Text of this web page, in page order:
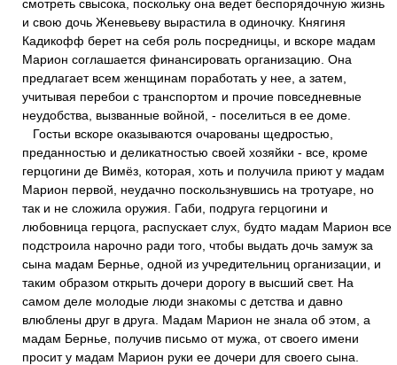
смотреть свысока, поскольку она ведет беспорядочную жизнь
и свою дочь Женевьеву вырастила в одиночку. Княгиня
Кадикофф берет на себя роль посредницы, и вскоре мадам
Марион соглашается финансировать организацию. Она
предлагает всем женщинам поработать у нее, а затем,
учитывая перебои с транспортом и прочие повседневные
неудобства, вызванные войной, - поселиться в ее доме.
Гостьи вскоре оказываются очарованы щедростью,
преданностью и деликатностью своей хозяйки - все, кроме
герцогини де Вимёз, которая, хоть и получила приют у мадам
Марион первой, неудачно поскользнувшись на тротуаре, но
так и не сложила оружия. Габи, подруга герцогини и
любовница герцога, распускает слух, будто мадам Марион все
подстроила нарочно ради того, чтобы выдать дочь замуж за
сына мадам Бернье, одной из учредительниц организации, и
таким образом открыть дочери дорогу в высший свет. На
самом деле молодые люди знакомы с детства и давно
влюблены друг в друга. Мадам Марион не знала об этом, а
мадам Бернье, получив письмо от мужа, от своего имени
просит у мадам Марион руки ее дочери для своего сына.